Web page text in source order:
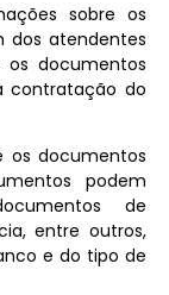
sobre os
dos atendentes
os documentos
contratação do
os documentos
podem
de
entre outros,
e do tipo de